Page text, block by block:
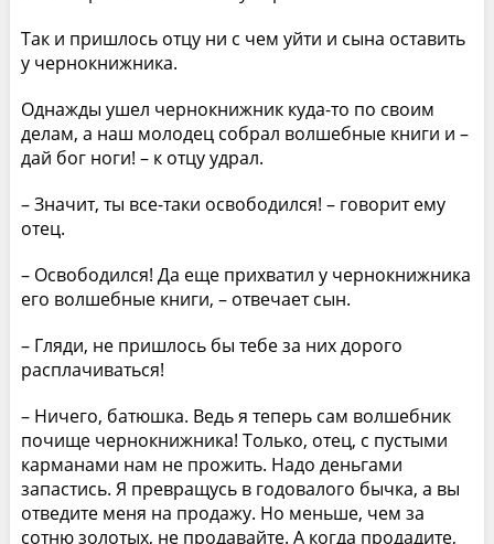
Так и пришлось отцу ни с чем уйти и сына оставить
у чернокнижника.
Однажды ушел чернокнижник куда-то по своим
делам, а наш молодец собрал волшебные книги и –
дай бог ноги! – к отцу удрал.
– Значит, ты все-таки освободился! – говорит ему
отец.
– Освободился! Да еще прихватил у чернокнижника
его волшебные книги, – отвечает сын.
– Гляди, не пришлось бы тебе за них дорого
расплачиваться!
– Ничего, батюшка. Ведь я теперь сам волшебник
почище чернокнижника! Только, отец, с пустыми
карманами нам не прожить. Надо деньгами
запастись. Я превращусь в годовалого бычка, а вы
отведите меня на продажу. Но меньше, чем за
сотню золотых, не продавайте. А когда продадите,